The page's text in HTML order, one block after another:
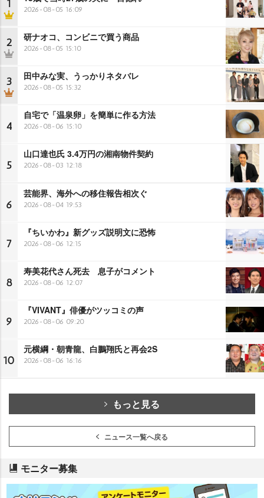
1 2026-08-05 16:09
2 研ナオコ、コンビニで買う商品
2026-08-05 15:10
3 田中みな実、うっかりネタバレ
2026-08-05 15:32
4
自宅で「温泉卵」を簡単に作る方法
2026-08-06 15:10
5
山口達也氏 3.4万円の湘南物件契約
2026-08-03 12:18
6
芸能界、海外への移住報告相次ぐ
2026-08-04 19:53
7
『ちいかわ』新グッズ説明文に恐怖
2026-08-06 12:15
8
寿美花代さん死去 息子がコメント
2026-08-06 12:07
9
『VIVANT』俳優がツッコミの声
2026-08-06 09:20
10
元横綱・朝青龍、白鵬翔氏と再会2S
2026-08-06 16:16
もっと見る
ニュース一覧へ戻る
モニター募集